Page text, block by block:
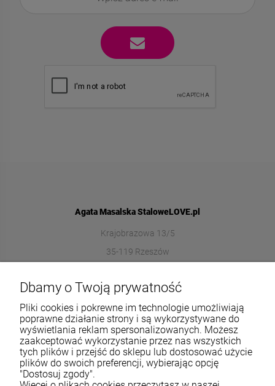
Agata Masalska StaloweLOVE.pl
Krajobrazowa 13/5
35-119 Rzeszów
572989669
Informacje
O nas
Dbamy o Twoją prywatność
Pliki cookies i pokrewne im technologie umożliwiają
poprawne działanie strony i są wykorzystywane do
wyświetlania reklam spersonalizowanych. Możesz
zaakceptować wykorzystanie przez nas wszystkich
tych plików i przejść do sklepu lub dostosować użycie
plików do swoich preferencji, wybierając opcję
"Dostosuj zgody".